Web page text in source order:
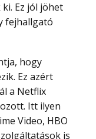
Ez jól jöhet
fejhallgató
Ez azért
a Netflix
Itt ilyen
Video, HBO
is